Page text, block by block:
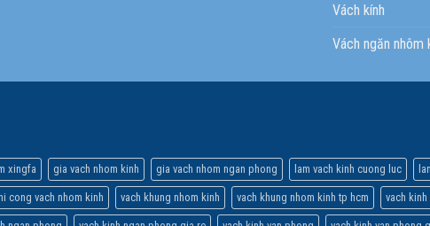
Vách kính
Vách ngăn nhôm
xingfa gia vach nhom kinh gia vach nhom ngan phong lam vach kinh cuong luc
cong vach nhom kinh vach khung nhom kinh vach khung nhom kinh tp hcm vach